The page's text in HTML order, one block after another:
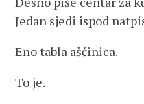
Jedan sjedi ispod
Eno tabla aščinica.
To je.